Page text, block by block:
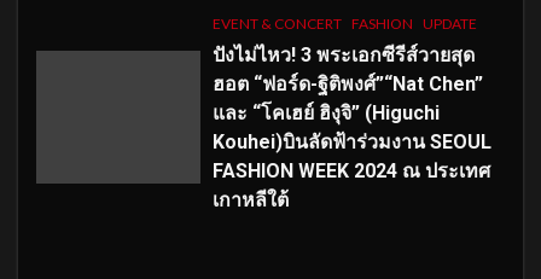
EVENT & CONCERT FASHION UPDATE
ปังไม่ไหว! 3 พระเอกซีรีส์วายสุด
ฮอต “ฟอร์ด-ฐิติพงศ์”“Nat Chen”
และ “โคเฮย์ ฮิงุจิ” (Higuchi
Kouhei)บินลัดฟ้าร่วมงาน SEOUL
FASHION WEEK 2024 ณ ประเทศ
เกาหลีใต้